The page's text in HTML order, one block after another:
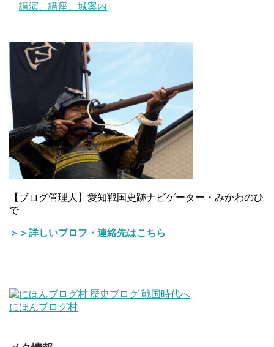
講演、講座、城案内
【ブログ管理人】愛知戦国史跡ナビゲーター・みかわのひ
で
＞＞詳しいプロフ・連絡先はこちら
にほんブログ村